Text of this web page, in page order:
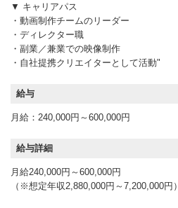
▼ キャリアパス
・動画制作チームのリーダー
・ディレクター職
・副業／兼業での映像制作
・自社提携クリエイターとして活動"
給与
月給：240,000円～600,000円
給与詳細
月給240,000円～600,000円
（※想定年収2,880,000円～7,200,000円）